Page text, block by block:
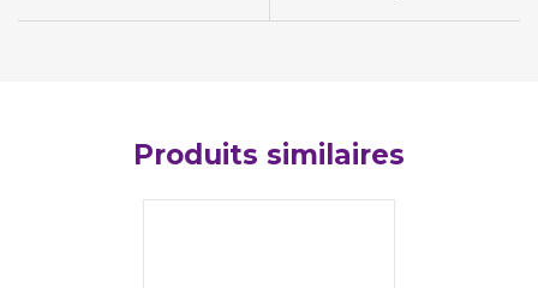
Produits similaires